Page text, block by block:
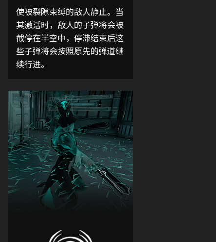
使被裂隙束缚的敌人静止。当
其激活时，敌人的子弹将会被
截停在半空中，停滞结束后这
些子弹将会按照原先的弹道继
续行进。